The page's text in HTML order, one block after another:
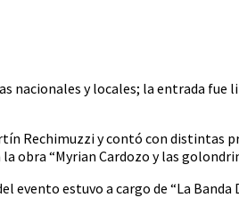
y locales; la entrada fue
Rechimuzzi y contó con distintas
la obra “Myrian Cardozo y las
estuvo a cargo de “La Banda